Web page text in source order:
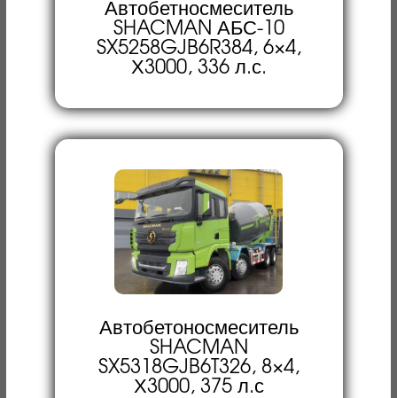
Автобетносмеситель
SHACMAN АБС-10
SX5258GJB6R384, 6×4,
Х3000, 336 л.с.
Автобетоносмеситель
SHACMAN
SX5318GJB6T326, 8×4,
Х3000, 375 л.с